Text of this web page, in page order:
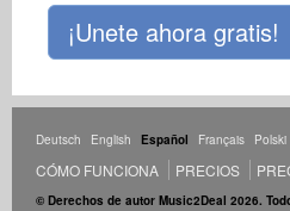
¡Unete ahora gratis!
Deutsch English Español Français Polski
CÓMO FUNCIONA PRECIOS
© Derechos de autor Music2Deal 2026.